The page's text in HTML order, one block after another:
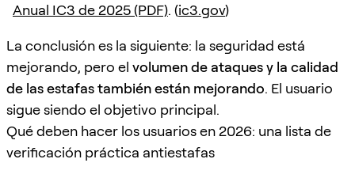
Anual IC3 de 2025 (PDF). (ic3.gov)
La conclusión es la siguiente: la seguridad está
mejorando, pero el volumen de ataques y la calidad
de las estafas también están mejorando. El usuario
sigue siendo el objetivo principal.
Qué deben hacer los usuarios en 2026: una lista de
verificación práctica antiestafas